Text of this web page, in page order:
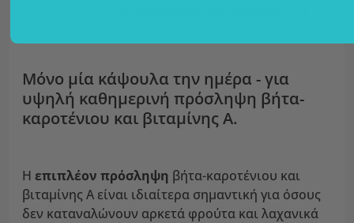
Μόνο μία κάψουλα την ημέρα - για
υψηλή καθημερινή πρόσληψη βήτα-
καροτένιου και βιταμίνης Α.
Η επιπλέον πρόσληψη βήτα-καροτένιου και
βιταμίνης Α είναι ιδιαίτερα σημαντική για όσους
δεν καταναλώνουν αρκετά φρούτα και λαχανικά